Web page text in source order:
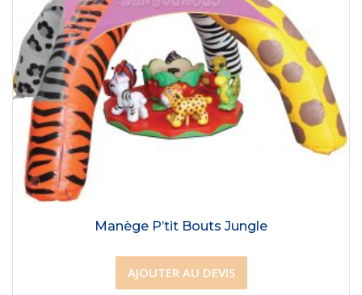
Manège P’tit Bouts Jungle
AJOUTER AU DEVIS